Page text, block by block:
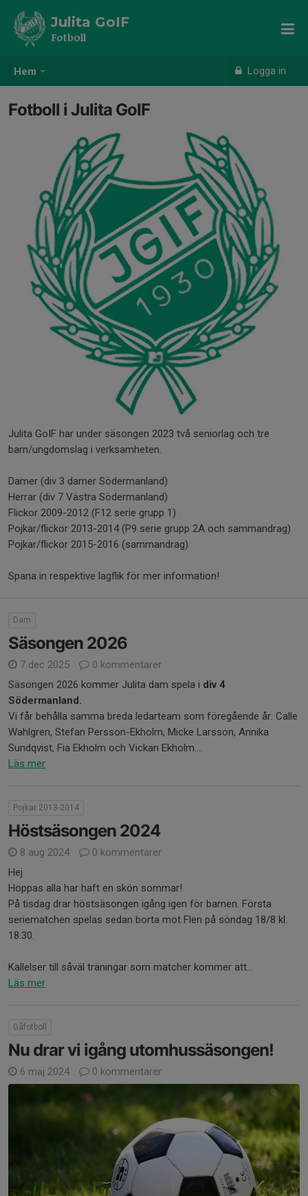
Hem Logga in
Julita GoIF
Fotboll
Fotboll i Julita GoIF
Julita GoIF har under säsongen 2023 två seniorlag och tre
barn/ungdomslag i verksamheten.
Damer (div 3 damer Södermanland)
Herrar (div 7 Västra Södermanland)
Flickor 2009-2012 (F12 serie grupp 1)
Pojkar/flickor 2013-2014 (P9 serie grupp 2A och sammandrag)
Pojkar/flickor 2015-2016 (sammandrag)
Spana in respektive lagflik för mer information!
Dam
Säsongen 2026
7 dec 2025
0 kommentarer
Säsongen 2026 kommer Julita dam spela i div 4
Södermanland.
Vi får behålla samma breda ledarteam som föregående år: Calle
Wahlgren, Stefan Persson-Ekholm, Micke Larsson, Annika
Sundqvist, Fia Ekholm och Vickan Ekholm....
Läs mer
Pojkar 2013-2014
Höstsäsongen 2024
8 aug 2024
0 kommentarer
Hej
Hoppas alla har haft en skön sommar!
På tisdag drar höstsäsongen igång igen för barnen. Första
seriematchen spelas sedan borta mot Flen på söndag 18/8 kl.
18.30.
Kallelser till såväl träningar som matcher kommer att...
Läs mer
Gåfotboll
Nu drar vi igång utomhussäsongen!
6 maj 2024 0 kommentarer